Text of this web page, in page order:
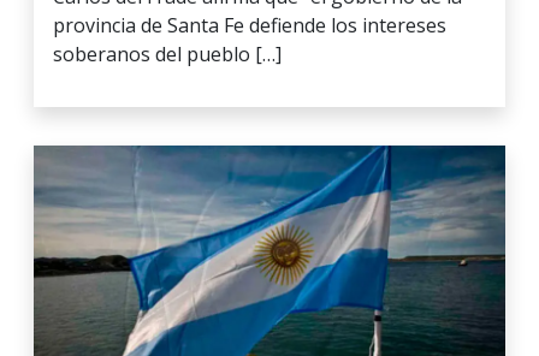
provincia de Santa Fe defiende los intereses
soberanos del pueblo […]